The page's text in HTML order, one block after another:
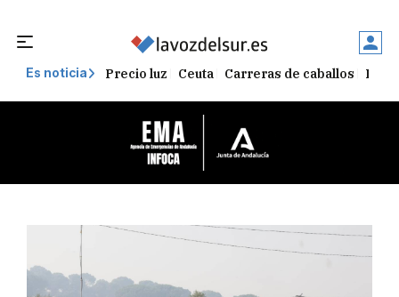
Es noticia Precio luz Ceuta Carreras de caballos